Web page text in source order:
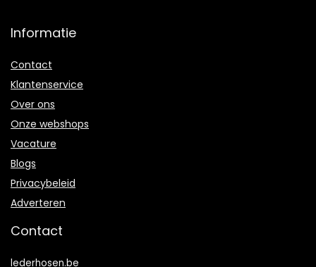
Informatie
Contact
Klantenservice
Over ons
Onze webshops
Vacature
Blogs
Privacybeleid
Adverteren
Contact
lederhosen.be